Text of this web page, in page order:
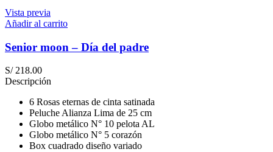
Vista previa
Añadir al carrito
Senior moon – Día del padre
S/218.00
Descripción
6 Rosas eternas de cinta satinada
Peluche Alianza Lima de 25 cm
Globo metálico N° 10 pelota AL
Globo metálico N° 5 corazón
Box cuadrado diseño variado